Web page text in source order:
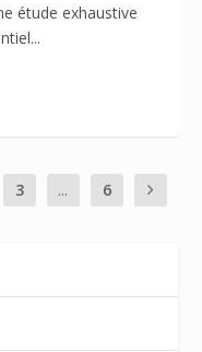
étude exhaustive
3 ... 6